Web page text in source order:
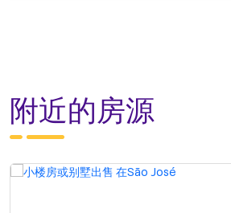
附近的房源